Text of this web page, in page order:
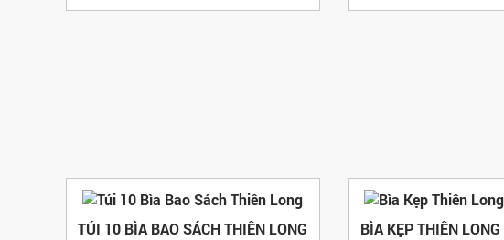
TÚI 10 BÌA BAO SÁCH THIÊN LONG
BÌA KẸP THIÊN